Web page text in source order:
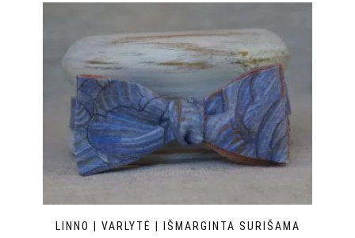
LINNO | VARLYTĖ | IŠMARGINTA SURIŠAMA